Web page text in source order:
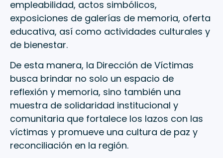
empleabilidad, actos simbólicos,
exposiciones de galerías de memoria, oferta
educativa, así como actividades culturales y
de bienestar.
De esta manera, la Dirección de Víctimas
busca brindar no solo un espacio de
reflexión y memoria, sino también una
muestra de solidaridad institucional y
comunitaria que fortalece los lazos con las
víctimas y promueve una cultura de paz y
reconciliación en la región.